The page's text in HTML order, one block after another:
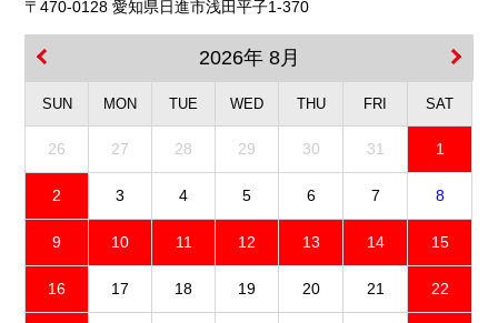
〒470-0128 愛知県日進市浅田平子1-370
2026年 8月
SUN MON TUE WED THU FRI SAT
26 27 28 29 30 31 1
2 3 4 5 6 7 8
9 10 11 12 13 14 15
16 17 18 19 20 21 22